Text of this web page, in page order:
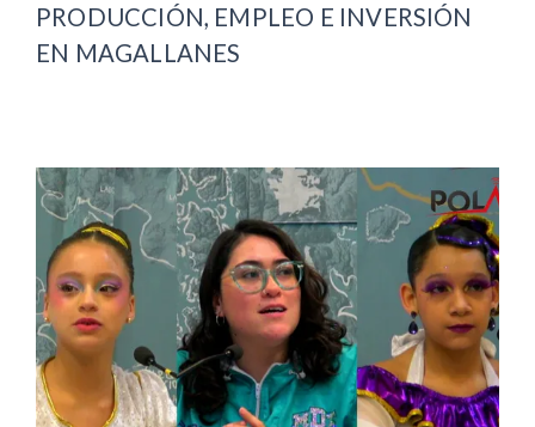
PRODUCCIÓN, EMPLEO E INVERSIÓN
EN MAGALLANES